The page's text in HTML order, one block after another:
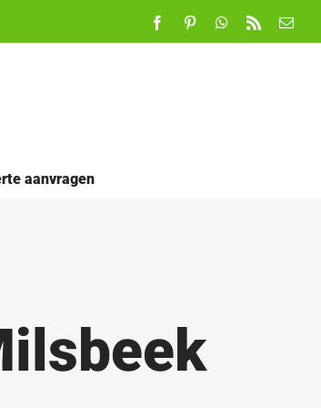
FacebookPinterestWhatsApp
Rss
E-
aanvragen